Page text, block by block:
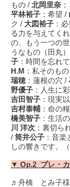
もの / 北岡里奈
平林裕子 ：希望 /
ク / 大図裕子 ：
る力を与えてく
の、もう一つの
うなもの（田丸
子 ：時間を忘れ
H.M ：私そのも
瑞穂 ：蓮根の穴 /
野優子 ：人生に
吉田智子 ：現実
吉村泰輔 ：命の
橋美智子 ：生活
川 洋次 ：裏切ら
/ 筒井公子 ：音
しの響きです。
▼ Op.2 プレ・
♬舟橋 とみ子様